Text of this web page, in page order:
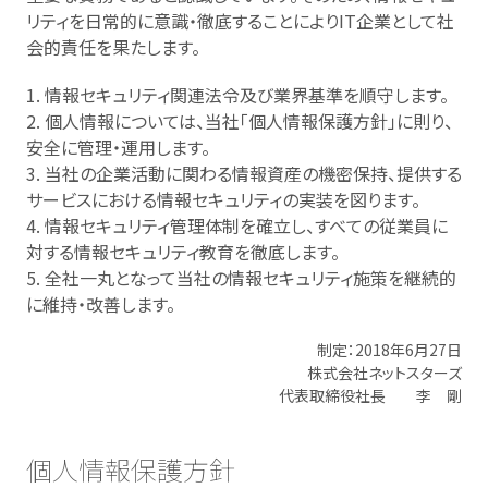
リティを日常的に意識・徹底することによりIT企業として社
会的責任を果たします。
1. 情報セキュリティ関連法令及び業界基準を順守します。
2. 個人情報については、当社「個人情報保護方針」に則り、
安全に管理・運用します。
3. 当社の企業活動に関わる情報資産の機密保持、提供する
サービスにおける情報セキュリティの実装を図ります。
4. 情報セキュリティ管理体制を確立し、すべての従業員に
対する情報セキュリティ教育を徹底します。
5. 全社一丸となって当社の情報セキュリティ施策を継続的
に維持・改善します。
制定：2018年6月27日
株式会社ネットスターズ
代表取締役社長 李 剛
個人情報保護方針